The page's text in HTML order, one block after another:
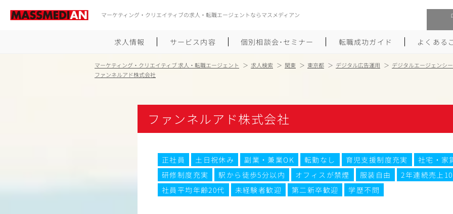
マーケティング・クリエイティブの求人・転職エージェントならマスメディアン
求人情報 サービス内容 個別相談会･セミナー 転職成功ガイド
履歴書のつくり方
職務経歴書のつくり方
ポートフォリオのつくり方
面接対策
未経験から広告業界への転職
エグゼクティブ転職
しゅふクリ･ママクリ転職
年収アップ転職
Uターン･Iターン転職
よくある
マーケティング・クリエイティブ 求人・転職エージェント 求人検索 関東 東京都 デジタル広告運用
デジタルエージェンシー
ファンネルアド株式会社
ファンネルアド株式会社
正社員 土日祝休み 副業・兼業OK 転勤なし 育児支援制度充実
社宅・家
研修制度充実
駅から徒歩5分以内 オフィスが禁煙 服装自由
2年連続売上
社員平均年齢20代
未経験者歓迎 第二新卒歓迎 学歴不問